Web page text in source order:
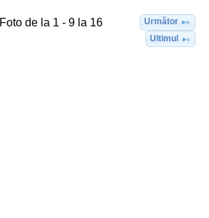
Foto de la 1 - 9 la 16
Următor
Ultimul